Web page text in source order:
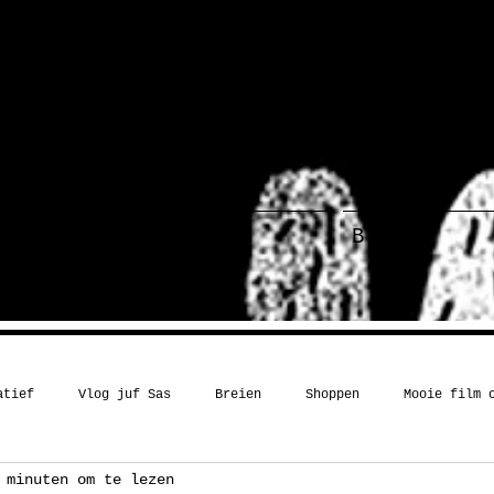
Blog
Vlog juf Sas Breien Shoppen Mooie film
Kerst Boekentip
minuten om te lezen